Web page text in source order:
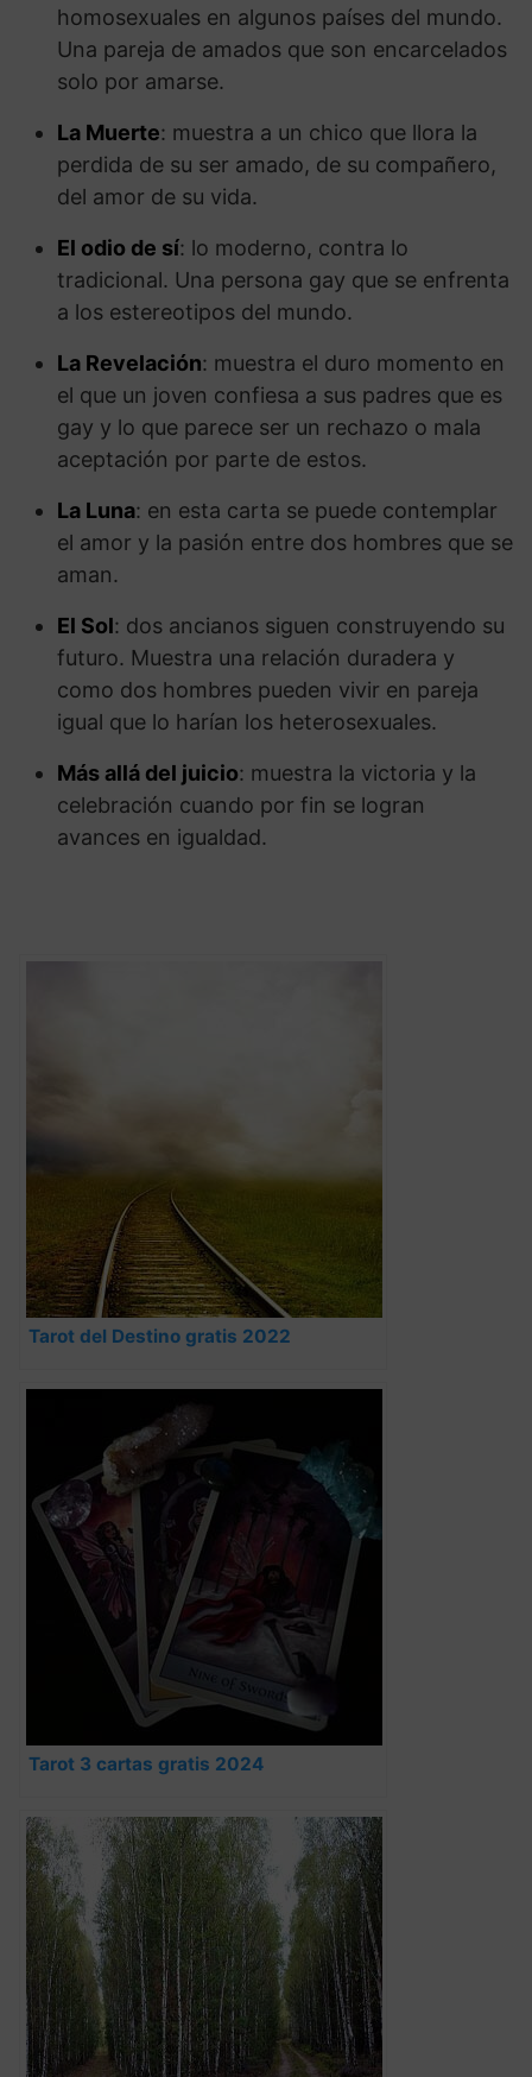
homosexuales en algunos países del mundo.
Una pareja de amados que son encarcelados
solo por amarse.
La Muerte: muestra a un chico que llora la
perdida de su ser amado, de su compañero,
del amor de su vida.
El odio de sí: lo moderno, contra lo
tradicional. Una persona gay que se enfrenta
a los estereotipos del mundo.
La Revelación: muestra el duro momento en
el que un joven confiesa a sus padres que es
gay y lo que parece ser un rechazo o mala
aceptación por parte de estos.
La Luna: en esta carta se puede contemplar
el amor y la pasión entre dos hombres que se
aman.
El Sol: dos ancianos siguen construyendo su
futuro. Muestra una relación duradera y
como dos hombres pueden vivir en pareja
igual que lo harían los heterosexuales.
Más allá del juicio: muestra la victoria y la
celebración cuando por fin se logran
avances en igualdad.
Tarot del Destino gratis 2022
Tarot 3 cartas gratis 2024